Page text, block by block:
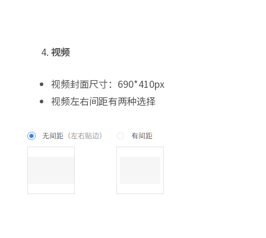
视频
视频封面尺寸：690*410px
视频左右间距有两种选择